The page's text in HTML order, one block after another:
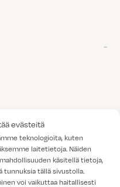
evästeitä
teknologioita, kuten
laitetietoja. Näiden
käsitellä tietoja,
tunnuksia tällä sivustolla.
voi vaikuttaa haitallisesti